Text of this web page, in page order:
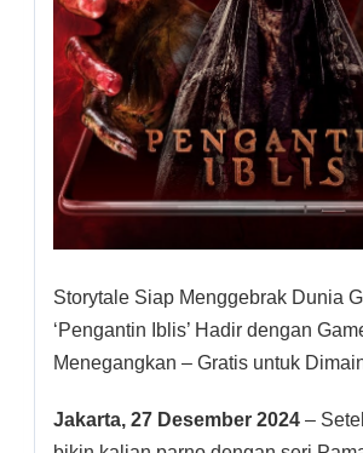
Storytale Siap Menggebrak Dunia
‘Pengantin Iblis’ Hadir dengan
Menegangkan – Gratis untuk
Jakarta, 27 Desember 2024 –